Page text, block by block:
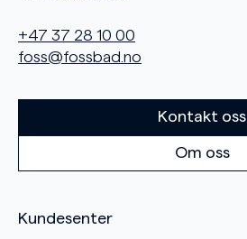
+47 37 28 10 00
foss@fossbad.no
Kundesenter
Kontakt oss
Om oss